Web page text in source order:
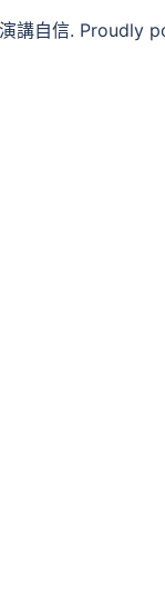
講自信. Proudly